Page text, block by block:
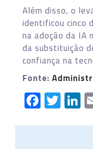
Além disso, o
identificou cinco
na adoção da IA
da substituição
confiança na
Fonte: